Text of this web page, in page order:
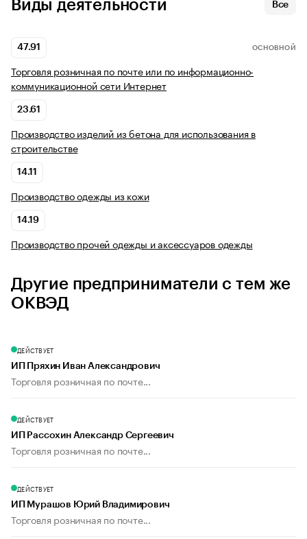
Виды деятельности Все
47.91 ОСНОВНОЙ
Торговля розничная по почте или по информационно-
коммуникационной сети Интернет
23.61
Производство изделий из бетона для использования в
строительстве
14.11
Производство одежды из кожи
14.19
Производство прочей одежды и аксессуаров одежды
Другие предприниматели с тем же
ОКВЭД
ДЕЙСТВУЕТ
ИП Пряхин Иван Александрович
Торговля розничная по почте...
ДЕЙСТВУЕТ
ИП Рассохин Александр Сергеевич
Торговля розничная по почте...
ДЕЙСТВУЕТ
ИП Мурашов Юрий Владимирович
Торговля розничная по почте...